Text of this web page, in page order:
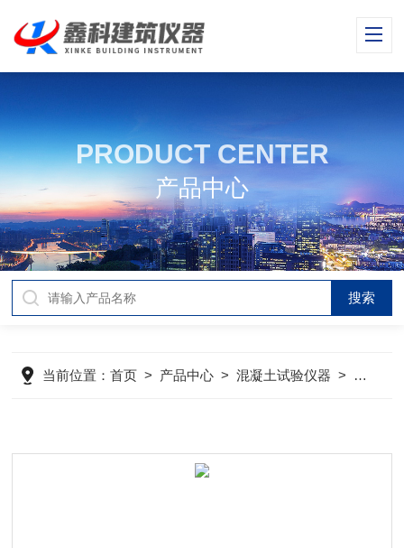
PRODUCT CENTER
产品中心
当前位置：首页 > 产品中心 >混凝土试验仪器 > 混凝土